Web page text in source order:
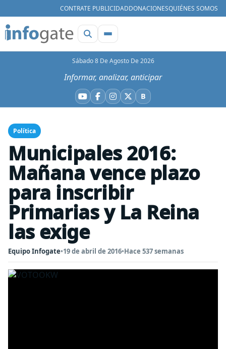
CONTRATE PUBLICIDADDONACIONESQUIÉNES SOMOS
Sábado 8 De Agosto De 2026
Informar, analizar, anticipar
YouTube
Facebook
Instagram
X BBluesky
Política
Municipales 2016:
Mañana vence plazo
para inscribir
Primarias y La Reina
las exige
Equipo Infogate•19 de abril de 2016•Hace 537 semanas